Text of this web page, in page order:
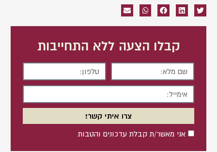
קבלו הצעה ללא התחייבות
טלפון
אישוראני מאשר/ת קבלת עדכונים והטבות
צרו איתי קשר!